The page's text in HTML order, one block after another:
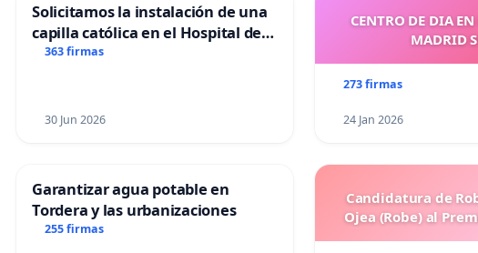
Solicitamos la instalación de una
capilla católica en el Hospital de
Alcañiz
363 firmas
30 Jun 2026
CENTRO DE DIA
MADRID
273 firmas
24 Jan 2026
Garantizar agua potable en
Tordera y las urbanizaciones
255 firmas
Candidatura de
Ojea (Robe) al